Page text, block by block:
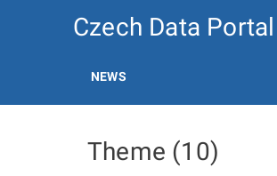
Czech Data Portal
NEWS
Theme (10)